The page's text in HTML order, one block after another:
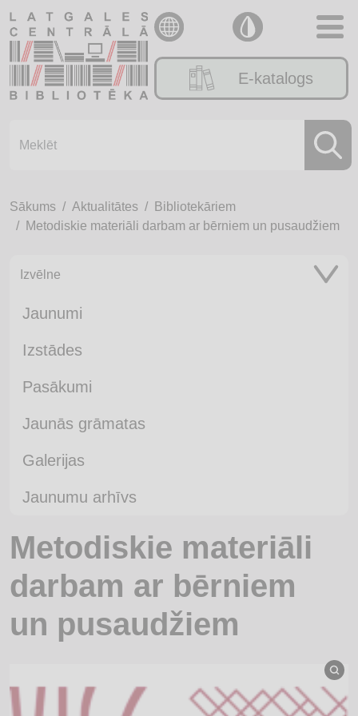
E-katalogs
Sākums Aktualitātes
Bibliotekāriem
Metodiskie materiāli darbam ar bērniem un pusaudžiem
Izvēlne
Jaunumi
Izstādes
Pasākumi
Jaunās grāmatas
Galerijas
Jaunumu arhīvs
Metodiskie materiāli
darbam ar bērniem
un pusaudžiem